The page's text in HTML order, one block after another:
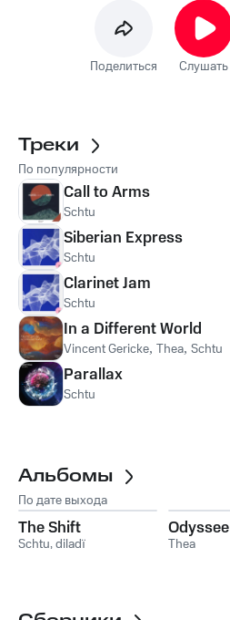
Поделиться Слушать
Треки
По популярности
Call to Arms
Schtu
Siberian Express
Schtu
Clarinet Jam
Schtu
In a Different World
Vincent Gericke, Thea, Schtu
Parallax
Schtu
Альбомы
По дате выхода
The Shift
Schtu,diladï
Odyssee
Thea